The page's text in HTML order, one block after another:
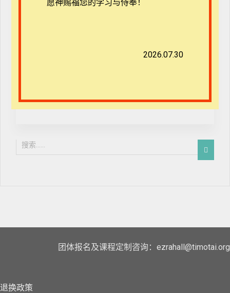
团体报名及课程定制咨询：ezrahall@timotai.org
退换政策
愿神赐福您的学习与侍奉！
2026.07.30